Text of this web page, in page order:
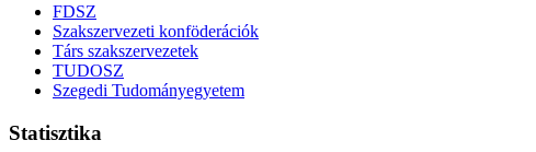
FDSZ
Szakszervezeti konföderációk
Társ szakszervezetek
TUDOSZ
Szegedi Tudományegyetem
Statisztika